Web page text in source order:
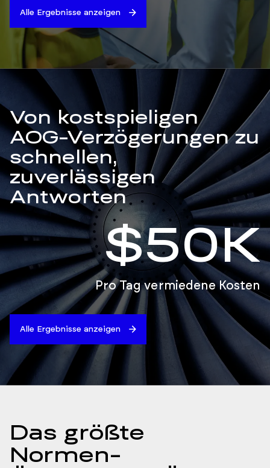
Alle Ergebnisse anzeigen
Von kostspieligen
AOG-Verzögerungen zu
schnellen,
zuverlässigen
Antworten
$50K
Pro Tag vermiedene Kosten
Alle Ergebnisse anzeigen
Das größte
Normen-